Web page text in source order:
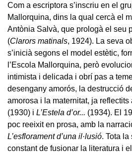
Com a escriptora s’inscriu en el
Mallorquina, dins la qual cercà el
Antònia Salvà, que prologà el seu
(Clarors matinals, 1924). La seva
s’inicià segons el model estètic,
l’Escola Mallorquina, però
intimista i delicada i obrí pas a
desengany amorós, la destrucció
amorosa i la maternitat, ja reflectits
(1930) i L’Estela d’or... (1934). El
poc reeixit en prosa, amb la
L’esflorament d’una il·lusió. Tota
constant de fusionar la literatura i